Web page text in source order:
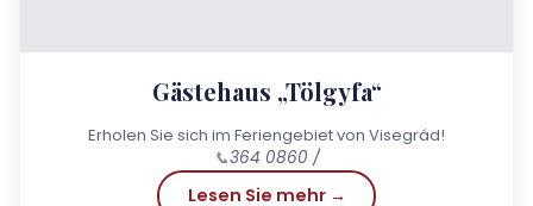
Gästehaus „Tölgyfa“
Erholen Sie sich im Feriengebiet von Visegrád!
📞364 0860 /
Lesen Sie mehr →